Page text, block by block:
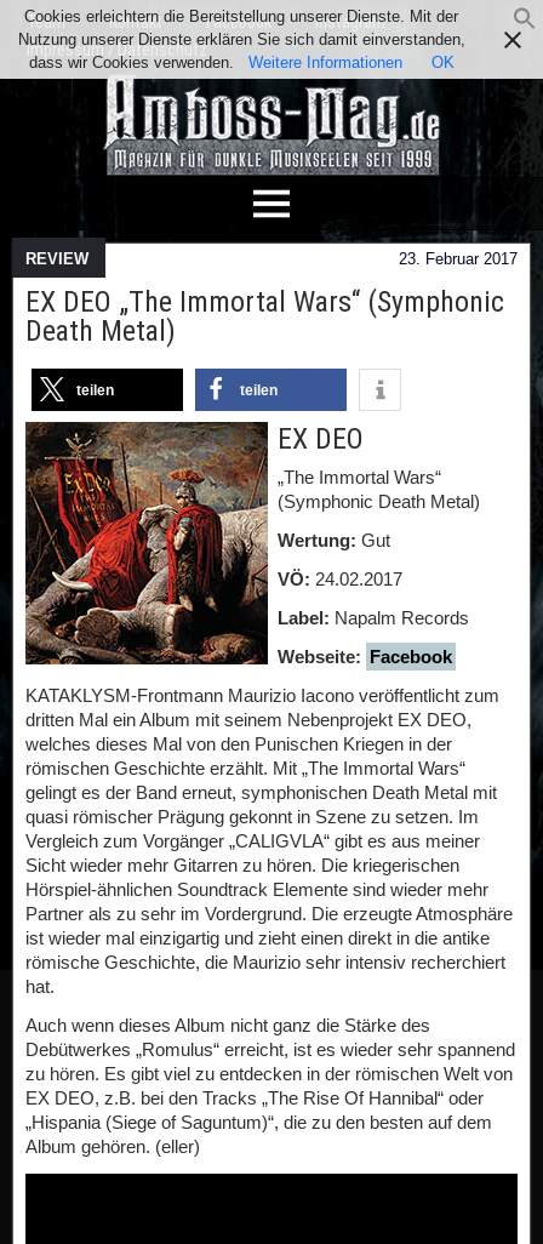
Team Kontakt Facebook
Instagram
Impressum / Datenschutz
REVIEW 23. Februar 2017
EX DEO „The Immortal Wars“ (Symphonic
Death Metal)
teilen teilen
EX DEO
„The Immortal Wars“
(Symphonic Death Metal)
Wertung: Gut
VÖ: 24.02.2017
Label: Napalm Records
Webseite: Facebook
KATAKLYSM-Frontmann Maurizio Iacono veröffentlicht zum
dritten Mal ein Album mit seinem Nebenprojekt EX DEO,
welches dieses Mal von den Punischen Kriegen in der
römischen Geschichte erzählt. Mit „The Immortal Wars“
gelingt es der Band erneut, symphonischen Death Metal mit
quasi römischer Prägung gekonnt in Szene zu setzen. Im
Vergleich zum Vorgänger „CALIGVLA“ gibt es aus meiner
Sicht wieder mehr Gitarren zu hören. Die kriegerischen
Hörspiel-ähnlichen Soundtrack Elemente sind wieder mehr
Partner als zu sehr im Vordergrund. Die erzeugte Atmosphäre
ist wieder mal einzigartig und zieht einen direkt in die antike
römische Geschichte, die Maurizio sehr intensiv recherchiert
hat.
Auch wenn dieses Album nicht ganz die Stärke des
Debütwerkes „Romulus“ erreicht, ist es wieder sehr spannend
zu hören. Es gibt viel zu entdecken in der römischen Welt von
EX DEO, z.B. bei den Tracks „The Rise Of Hannibal“ oder
„Hispania (Siege of Saguntum)“, die zu den besten auf dem
Album gehören. (eller)
Cookies erleichtern die Bereitstellung unserer Dienste. Mit der
Nutzung unserer Dienste erklären Sie sich damit einverstanden,
dass wir Cookies verwenden.
Weitere Informationen OK